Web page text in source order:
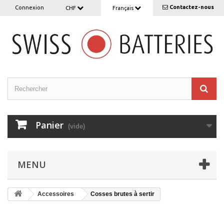
Contactez-nous
Français
CHF
Connexion
Panier (vide)
MENU
Accessoires Cosses brutes à sertir